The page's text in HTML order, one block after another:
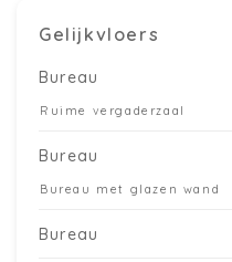
Gelijkvloers
Bureau
Ruime vergaderzaal
Bureau
Bureau met glazen wand
Bureau